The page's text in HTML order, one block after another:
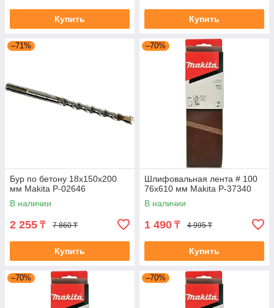
Купить Купить
–71%
Бур по бетону 18x150x200
мм Makita P-02646
В наличии
2 255 ₸ 7 860 ₸
Купить
–70%
Шлифовальная лента # 100
76x610 мм Makita P-37340
В наличии
1 490 ₸ 4 995 ₸
Купить
–70% –70%